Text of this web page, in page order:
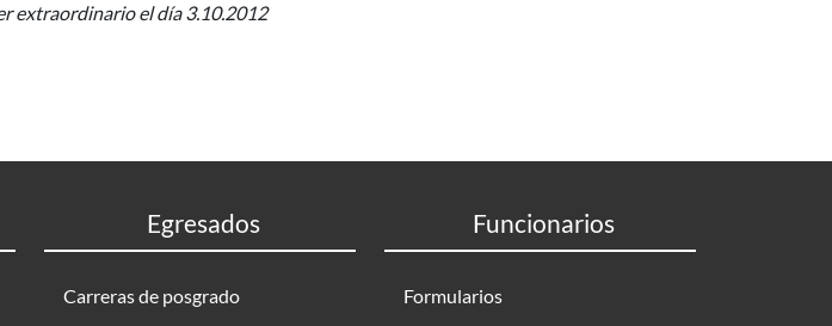
extraordinario el día 3.10.2012
Egresados
Carreras de posgrado
Funcionarios
Formularios